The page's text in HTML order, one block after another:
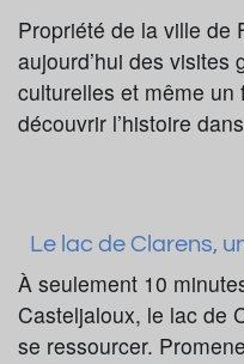
Propriété de la ville de
aujourd’hui des visites
culturelles et même
découvrir l’histoire
Le lac de Clarens,
À seulement 10
Casteljaloux, le lac de
se ressourcer.